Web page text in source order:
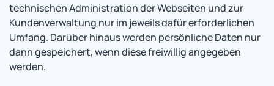
technischen Administration der Webseiten und zur
Kundenverwaltung nur im jeweils dafür erforderlichen
Umfang. Darüber hinaus werden persönliche Daten nur
dann gespeichert, wenn diese freiwillig angegeben
werden.